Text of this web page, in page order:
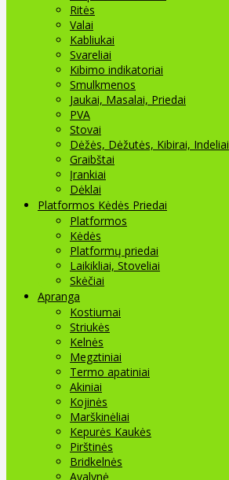
Ritės
Valai
Kabliukai
Svareliai
Kibimo indikatoriai
Smulkmenos
Jaukai, Masalai, Priedai
PVA
Stovai
Dėžės, Dėžutės, Kibirai, Indeliai
Graibštai
Įrankiai
Dėklai
Platformos Kėdės Priedai
Platformos
Kėdės
Platformų priedai
Laikikliai, Stoveliai
Skėčiai
Apranga
Kostiumai
Striukės
Kelnės
Megztiniai
Termo apatiniai
Akiniai
Kojinės
Marškinėliai
Kepurės Kaukės
Pirštinės
Bridkelnės
Avalynė